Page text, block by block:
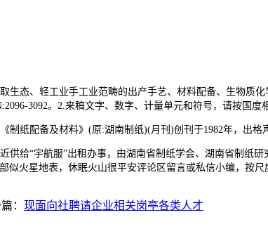
态、轻工业手工业范畴的出产手艺、材料配备、生物质
3092。2.来稿文字、数字、计量单元和符号，请按国
配备及材料》(原:湖南制纸)(月刊)创刊于1982年，出格
给“宇航服”出租办事，由湖南省制纸学会、湖南省制纸
似火星地表，休眠火山很平安评论区留言或私信小编，按尺
： 现面向社聘请企业相关岗亭各类人才